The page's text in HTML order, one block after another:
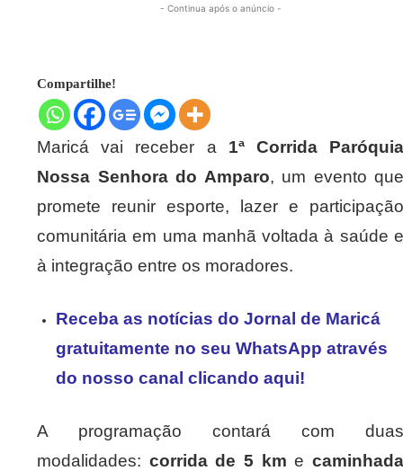
- Continua após o anúncio -
Compartilhe!
Maricá vai receber a 1ª Corrida
Nossa Senhora do Amparo, um evento que
promete reunir esporte, lazer e participação
comunitária em uma manhã voltada à saúde e
à integração entre os moradores.
Receba as notícias do Jornal de Maricá
gratuitamente no seu WhatsApp através
do nosso canal clicando aqui!
A programação contará com duas
modalidades: corrida de 5 km e